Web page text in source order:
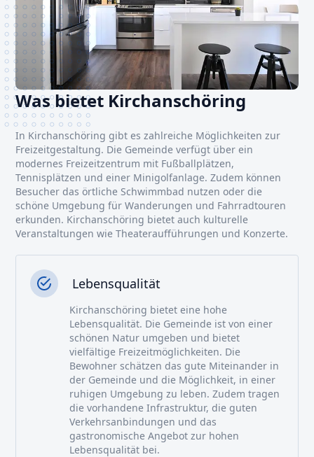
Was bietet Kirchanschöring
In Kirchanschöring gibt es zahlreiche Möglichkeiten zur
Freizeitgestaltung. Die Gemeinde verfügt über ein
modernes Freizeitzentrum mit Fußballplätzen,
Tennisplätzen und einer Minigolfanlage. Zudem können
Besucher das örtliche Schwimmbad nutzen oder die
schöne Umgebung für Wanderungen und Fahrradtouren
erkunden. Kirchanschöring bietet auch kulturelle
Veranstaltungen wie Theateraufführungen und Konzerte.
Lebensqualität
Kirchanschöring bietet eine hohe
Lebensqualität. Die Gemeinde ist von einer
schönen Natur umgeben und bietet
vielfältige Freizeitmöglichkeiten. Die
Bewohner schätzen das gute Miteinander in
der Gemeinde und die Möglichkeit, in einer
ruhigen Umgebung zu leben. Zudem tragen
die vorhandene Infrastruktur, die guten
Verkehrsanbindungen und das
gastronomische Angebot zur hohen
Lebensqualität bei.